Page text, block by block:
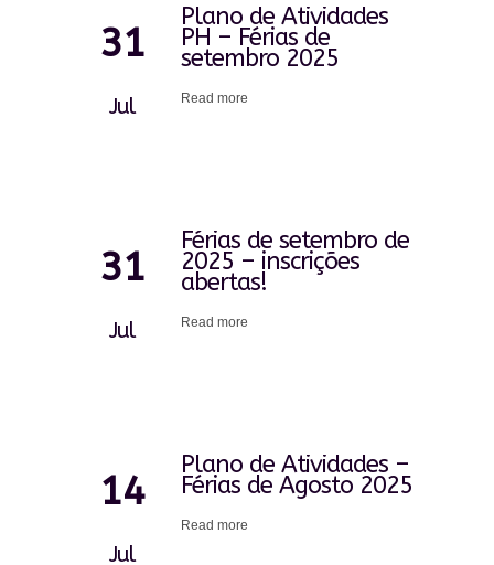
31
Jul
Plano de Atividades
PH – Férias de
setembro 2025
Read more
31
Jul
Férias de setembro de
2025 – inscrições
abertas!
Read more
14
Jul
Plano de Atividades –
Férias de Agosto 2025
Read more